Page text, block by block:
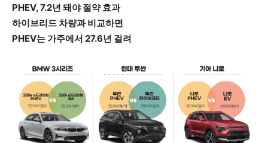
PHEV, 7.2년 돼야 절약 효과
하이브리드 차량과 비교하면
PHEV는 가주에서 27.6년 걸려